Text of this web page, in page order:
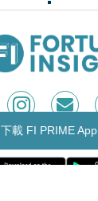
下載 FI PRIME App